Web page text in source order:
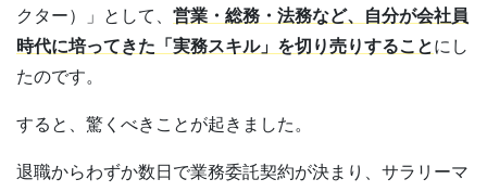
クター）」として、 営業・総務・法務など、自分が会社員
時代に培ってきた「実務スキル」を切り売りすることにし
たのです。
すると、驚くべきことが起きました。
退職からわずか数日で業務委託契約が決まり、サラリーマ